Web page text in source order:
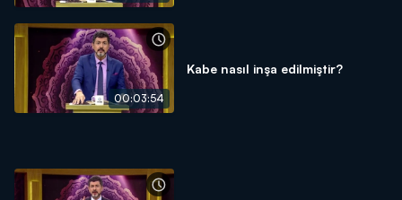
00:03:54
Kabe nasıl inşa edilmiştir?